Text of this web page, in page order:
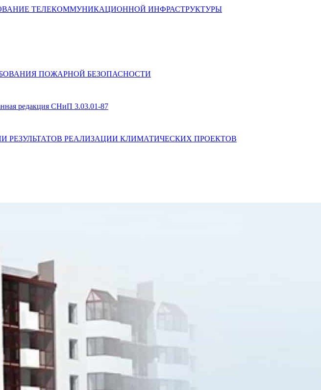
ТЕЛЕКОММУНИКАЦИОННОЙ ИНФРАСТРУКТУРЫ
ПОЖАРНОЙ БЕЗОПАСНОСТИ
редакция СНиП 3.03.01-87
РЕЗУЛЬТАТОВ РЕАЛИЗАЦИИ КЛИМАТИЧЕСКИХ ПРОЕКТОВ